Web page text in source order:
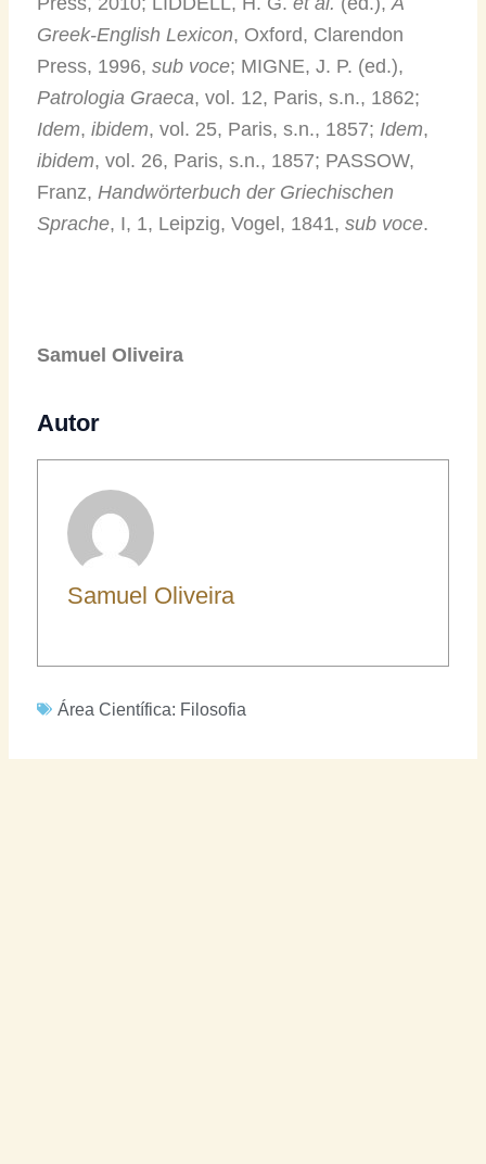
Greek-English Lexicon, Oxford, Clarendon
Press, 1996, sub voce; MIGNE, J. P. (ed.),
Patrologia Graeca, vol. 12, Paris, s.n., 1862;
Idem, ibidem, vol. 25, Paris, s.n., 1857; Idem,
ibidem, vol. 26, Paris, s.n., 1857; PASSOW,
Franz, Handwörterbuch der Griechischen
Sprache, I, 1, Leipzig, Vogel, 1841, sub voce.
Samuel Oliveira
Autor
Samuel Oliveira
Área Científica: Filosofia